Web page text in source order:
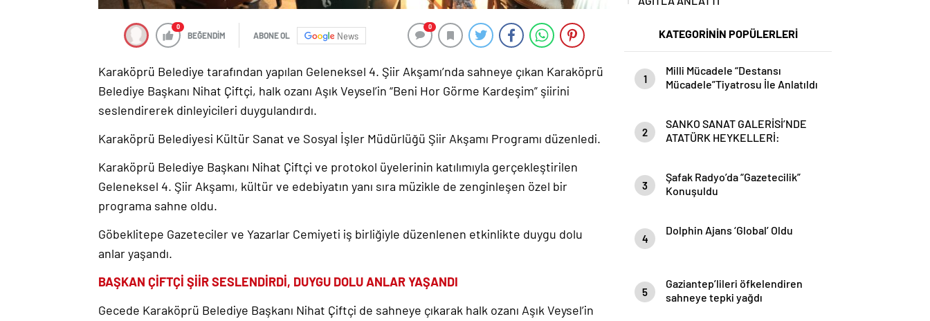
0
BEĞENDİM ABONE OL News
0
Karaköprü Belediye tarafından yapılan Geleneksel 4. Şiir Akşamı’nda sahneye çıkan Karaköprü
Belediye Başkanı Nihat Çiftçi, halk ozanı Aşık Veysel’in “Beni Hor Görme Kardeşim” şiirini
seslendirerek dinleyicileri duygulandırdı.
Karaköprü Belediyesi Kültür Sanat ve Sosyal İşler Müdürlüğü Şiir Akşamı Programı düzenledi.
Karaköprü Belediye Başkanı Nihat Çiftçi ve protokol üyelerinin katılımıyla gerçekleştirilen
Geleneksel 4. Şiir Akşamı, kültür ve edebiyatın yanı sıra müzikle de zenginleşen özel bir
programa sahne oldu.
Göbeklitepe Gazeteciler ve Yazarlar Cemiyeti iş birliğiyle düzenlenen etkinlikte duygu dolu
anlar yaşandı.
BAŞKAN ÇİFTÇİ ŞİİR SESLENDİRDİ, DUYGU DOLU ANLAR YAŞANDI
Gecede Karaköprü Belediye Başkanı Nihat Çiftçi de sahneye çıkarak halk ozanı Aşık Veysel’in
KATEGORİNİN POPÜLERLERİ
1
Milli Mücadele “Destansı
Mücadele”Tiyatrosu İle Anlatıldı
2
SANKO SANAT GALERİSİ’NDE
ATATÜRK HEYKELLERİ:
3
Şafak Radyo’da “Gazetecilik”
Konuşuldu
4
Dolphin Ajans ‘Global’ Oldu
5
Gaziantep’lileri öfkelendiren
sahneye tepki yağdı